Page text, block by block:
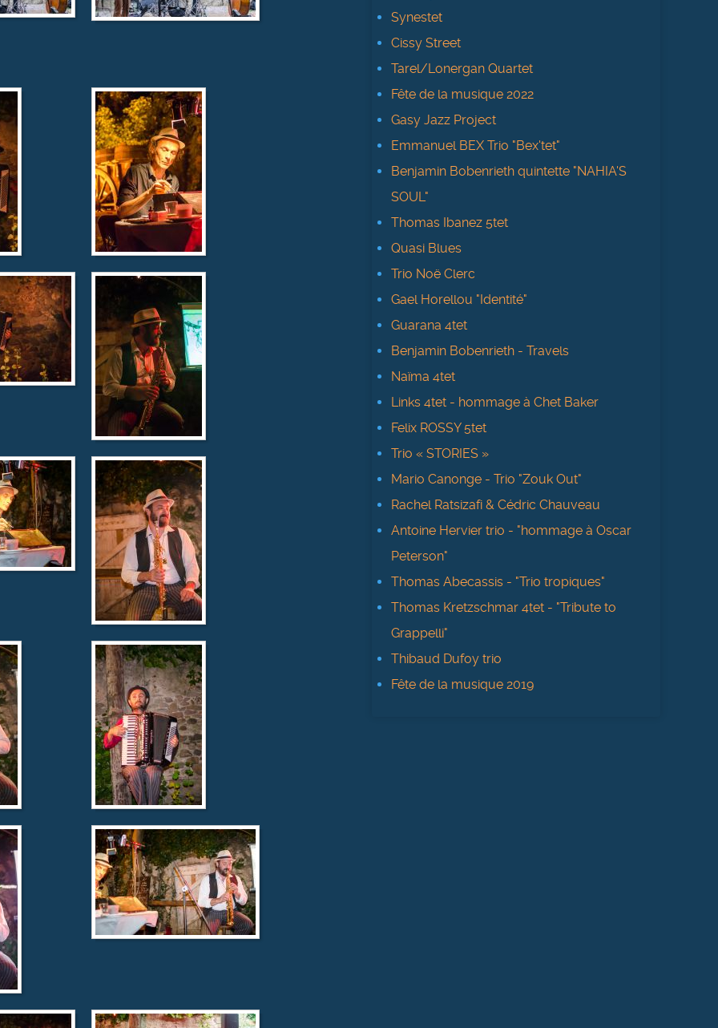
Synestet
Cissy Street
Tarel/Lonergan Quartet
Fête de la musique 2022
Gasy Jazz Project
Emmanuel BEX Trio "Bex'tet"
Benjamin Bobenrieth quintette "NAHIA'S
SOUL"
Thomas Ibanez 5tet
Quasi Blues
Trio Noë Clerc
Gael Horellou "Identité"
Guarana 4tet
Benjamin Bobenrieth - Travels
Naïma 4tet
Links 4tet - hommage à Chet Baker
Felix ROSSY 5tet
Trio « STORIES »
Mario Canonge - Trio "Zouk Out"
Rachel Ratsizafi & Cédric Chauveau
Antoine Hervier trio - "hommage à Oscar
Peterson"
Thomas Abecassis - "Trio tropiques"
Thomas Kretzschmar 4tet - "Tribute to
Grappelli"
Thibaud Dufoy trio
Fête de la musique 2019